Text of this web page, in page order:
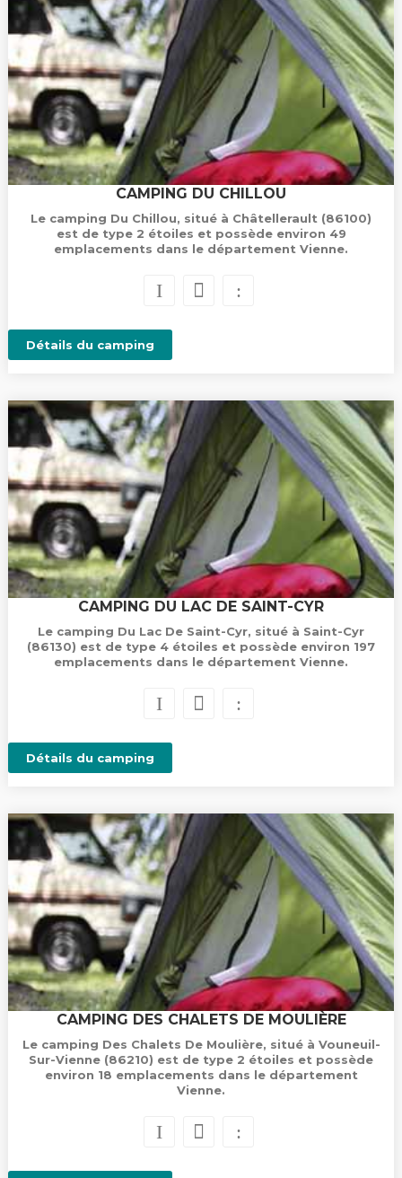
CAMPING DU CHILLOU
Le camping Du Chillou, situé à Châtellerault (86100)
est de type 2 étoiles et possède environ 49
emplacements dans le département Vienne.
Détails du camping
CAMPING DU LAC DE SAINT-CYR
Le camping Du Lac De Saint-Cyr, situé à Saint-Cyr
(86130) est de type 4 étoiles et possède environ 197
emplacements dans le département Vienne.
Détails du camping
CAMPING DES CHALETS DE MOULIÈRE
Le camping Des Chalets De Moulière, situé à Vouneuil-
Sur-Vienne (86210) est de type 2 étoiles et possède
environ 18 emplacements dans le département
Vienne.